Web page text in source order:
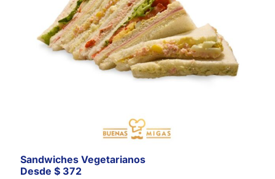
Sandwiches Vegetarianos
Desde $372